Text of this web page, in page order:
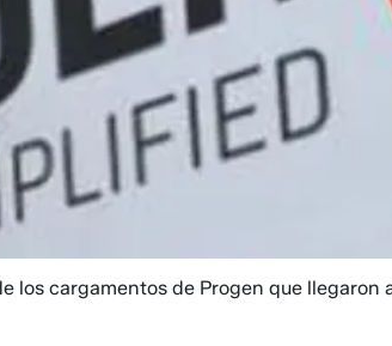
los cargamentos de Progen que llegaron